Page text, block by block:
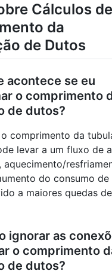
Cálculos de
da
de Dutos
acontece se eu
o comprimento
de dutos?
comprimento da
levar a um fluxo de
aquecimento/
do consumo de
a maiores quedas de
ignorar as
o comprimento
de dutos?